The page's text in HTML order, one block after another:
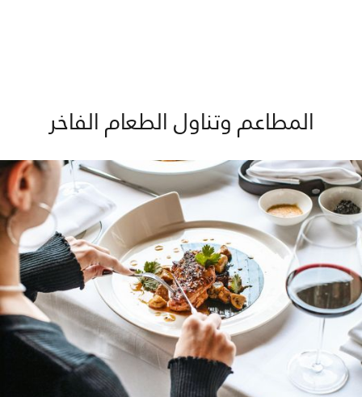
المطاعم وتناول الطعام الفاخر